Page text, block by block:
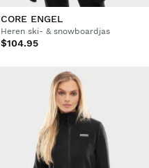
CORE ENGEL
Heren ski- & snowboardjas
$104.95